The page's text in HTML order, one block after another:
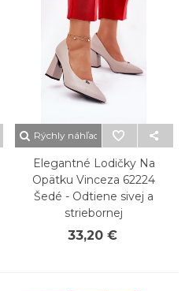
Rýchly náhľad
Elegantné Lodičky Na
Opätku Vinceza 62224
Šedé - Odtiene sivej a
striebornej
33,20 €